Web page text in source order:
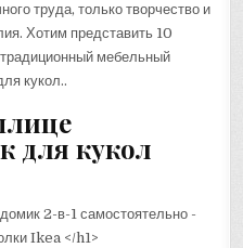
труда, только творчество и
Хотим представить 10
традиционный мебельный
кукол..
для кукол